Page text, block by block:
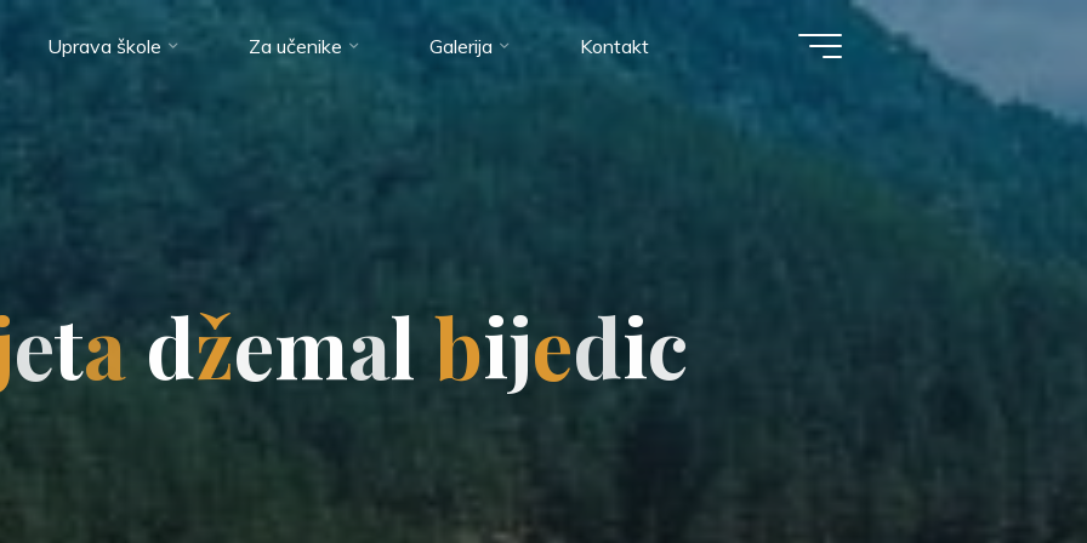
Uprava škole Za učenike Galerija Kontakt
eta džemal bijedic